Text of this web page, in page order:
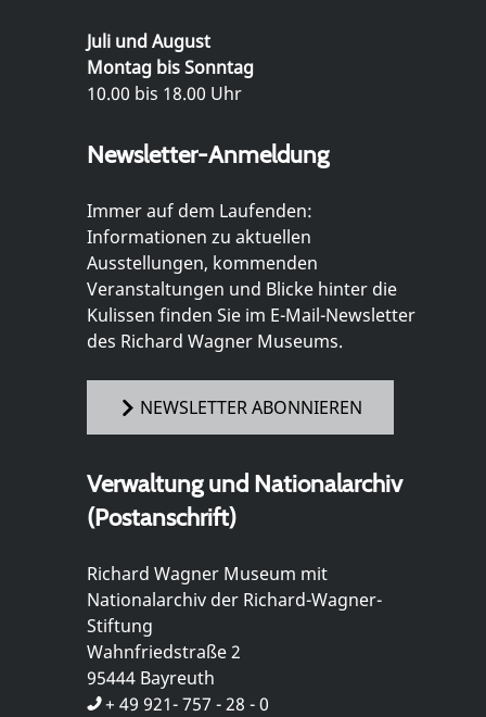
Juli und August
Montag bis Sonntag
10.00 bis 18.00 Uhr
Newsletter-Anmeldung
Immer auf dem Laufenden:
Informationen zu aktuellen
Ausstellungen, kommenden
Veranstaltungen und Blicke hinter die
Kulissen finden Sie im E-Mail-Newsletter
des Richard Wagner Museums.
NEWSLETTER ABONNIEREN
Verwaltung und Nationalarchiv
(Postanschrift)
Richard Wagner Museum mit
Nationalarchiv der Richard-Wagner-
Stiftung
Wahnfriedstraße 2
95444 Bayreuth
+ 49 921- 757 - 28 - 0